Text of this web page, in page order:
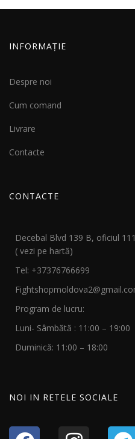
INFORMAȚIE
Despre noi
Cum comand
Livrare
Contacte
CONTACTE
Decebal Blvd 139 B, oficiul
( vezi pe hartă)
Tel: +37376766699
Program de lucru:
Luni- Sâmbătă : 11:00 – 19:00
Duminică: 11:00 – 18:00
NOI IN RETELE SOCIALE